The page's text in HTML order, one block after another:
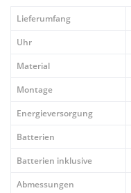
Lieferumfang
Uhr
Material
Montage
Energieversorgung
Batterien
Batterien inklusive
Abmessungen